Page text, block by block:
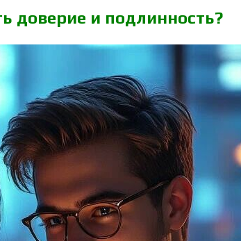
доверие и подлинность?